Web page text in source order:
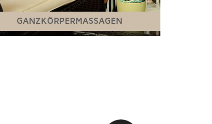
GANZKÖRPERMASSAGEN